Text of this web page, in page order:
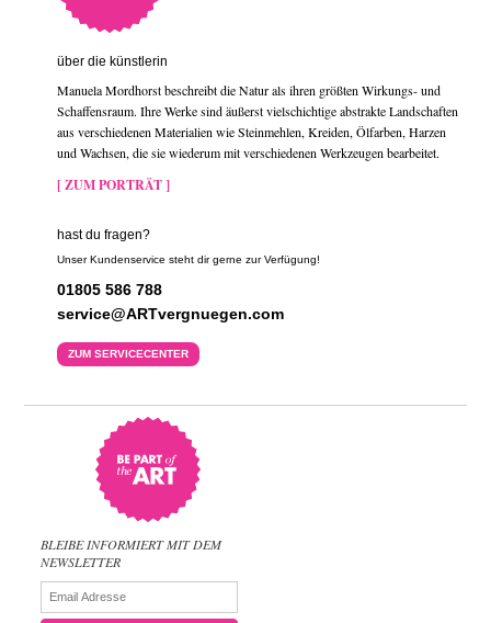
über die künstlerin
Manuela Mordhorst beschreibt die Natur als ihren größten Wirkungs- und
Schaffensraum. Ihre Werke sind äußerst vielschichtige abstrakte Landschaften
aus verschiedenen Materialien wie Steinmehlen, Kreiden, Ölfarben, Harzen
und Wachsen, die sie wiederum mit verschiedenen Werkzeugen bearbeitet.
[ ZUM PORTRÄT ]
hast du fragen?
Unser Kundenservice steht dir gerne zur Verfügung!
01805 586 788
service@ARTvergnuegen.com
ZUM SERVICECENTER
BLEIBE INFORMIERT MIT DEM
NEWSLETTER